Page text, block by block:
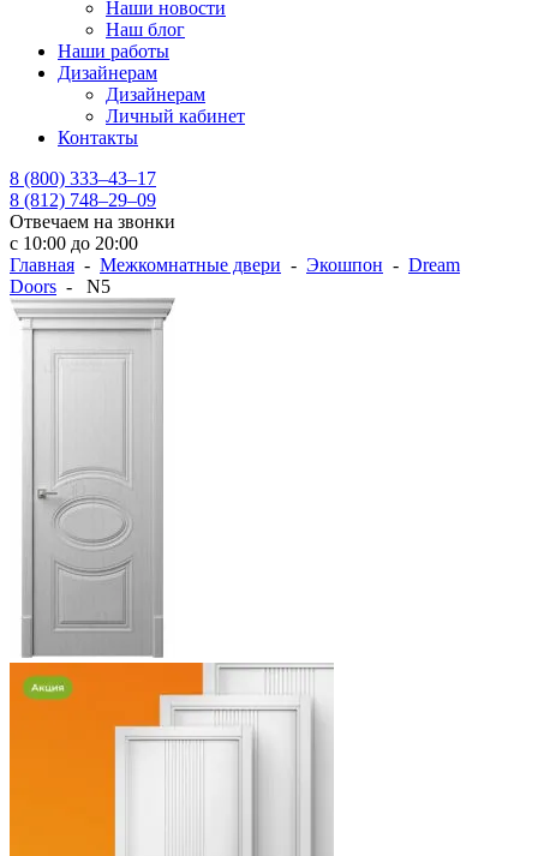
Наши новости
Наш блог
Наши работы
Дизайнерам
Дизайнерам
Личный кабинет
Контакты
8 (800) 333–43–17
8 (812) 748–29–09
Отвечаем на звонки
с 10:00 до 20:00
Главная - Межкомнатные двери - Экошпон - Dream
Doors - N5